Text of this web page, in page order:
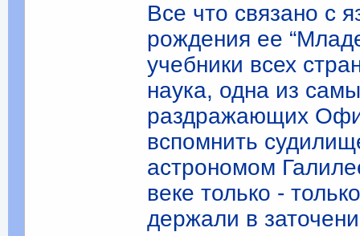
Все что связано с
рождения ее
учебники всех
наука, одна из
раздражающих
вспомнить
астрономом
веке только -
держали в